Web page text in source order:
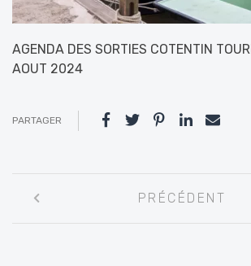
AGENDA DES SORTIES COTENTIN
AOUT 2024
PARTAGER
entre
PRÉCÉDENT